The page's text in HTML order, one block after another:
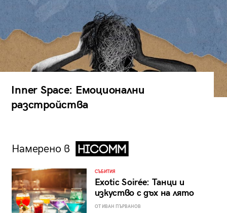
Inner Space: Емоционални
разстройства
Намерено в
СЪБИТИЯ
Exotic Soirée: Танци и
изкуство с дъх на лято
ОТ ИВАН ПЪРВАНОВ